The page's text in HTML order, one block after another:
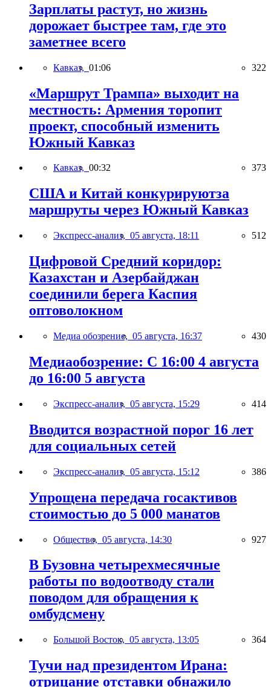
Зарплаты растут, но жизнь
дорожает быстрее там, где это
заметнее всего
Кавказ, 01:06 322
«Маршрут Трампа» выходит на
местность: Армения торопит
проект, способный изменить
Южный Кавказ
Кавказ, 00:32 373
США и Китай конкурируютза
маршруты через Южный Кавказ
Экспресс-анализ, 05 августа, 18:11 512
Цифровой Средний коридор:
Казахстан и Азербайджан
соединили берега Каспия
оптоволокном
Медиа обозрение, 05 августа, 16:37 430
Медиаобозрение: С 16:00 4 августа
до 16:00 5 августа
Экспресс-анализ, 05 августа, 15:29 414
Вводится возрастной порог 16 лет
для социальных сетей
Экспресс-анализ, 05 августа, 15:12 386
Упрощена передача госактивов
стоимостью до 5 000 манатов
Общество, 05 августа, 14:30 927
В Бузовна четырехмесячные
работы по водоотводу стали
поводом для обращения к
омбудсмену
Большой Восток, 05 августа, 13:05 364
Тучи над президентом Ирана:
отрицание отставки обнажило